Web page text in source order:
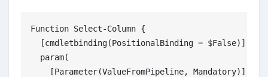
Function Select-Column {
  [cmdletbinding(PositionalBinding = $False)]
  param(
    [Parameter(ValueFromPipeline, Mandatory)]